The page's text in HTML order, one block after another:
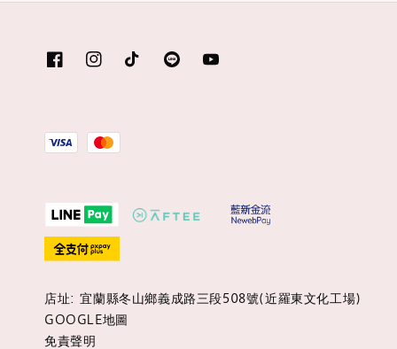
店址: 宜蘭縣冬山鄉義成路三段508號(近羅東文化工場)
GOOGLE地圖
免責聲明